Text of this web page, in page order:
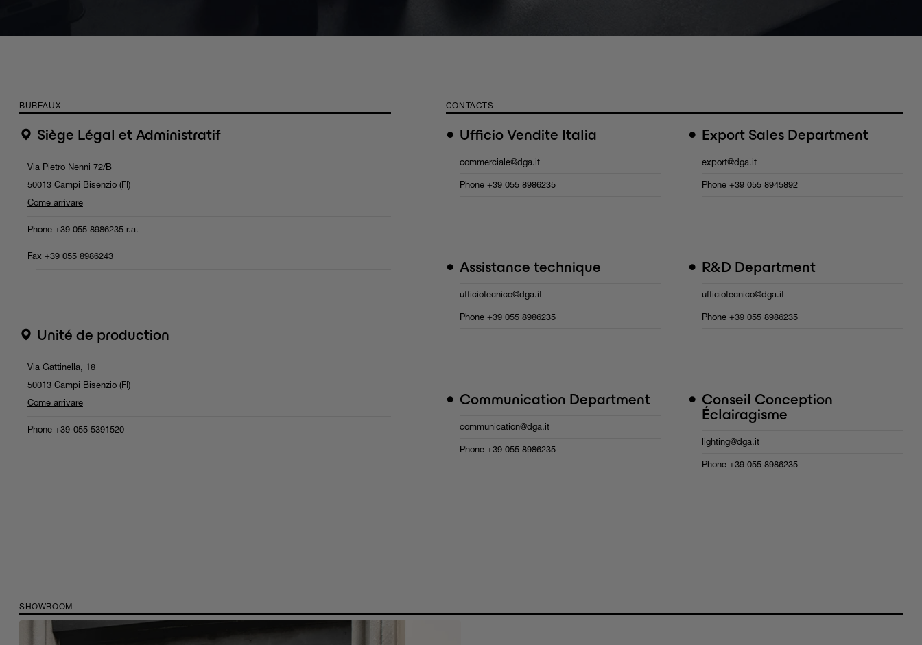
BUREAUX
Siège Légal et Administratif
Via Pietro Nenni 72/B
50013 Campi Bisenzio (FI)
Come arrivare
Phone +39 055 8986235 r.a.
Fax +39 055 8986243
Unité de production
Via Gattinella, 18
50013 Campi Bisenzio (FI)
Come arrivare
Phone +39-055 5391520
CONTACTS
• Ufficio Vendite Italia
commerciale@dga.it
Phone +39 055 8986235
• Export Sales Department
export@dga.it
Phone +39 055 8945892
• Assistance technique
ufficiotecnico@dga.it
Phone +39 055 8986235
• R&D Department
ufficiotecnico@dga.it
Phone +39 055 8986235
• Communication Department
communication@dga.it
Phone +39 055 8986235
• Conseil Conception
Éclairagisme
lighting@dga.it
Phone +39 055 8986235
SHOWROOM